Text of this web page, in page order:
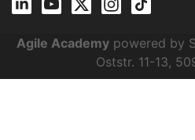
Agile Academy powered by
Oststr. 11-13,